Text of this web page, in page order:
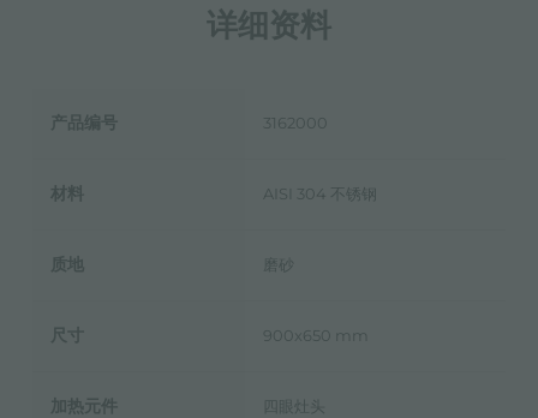
详细资料
产品编号 3162000
材料 AISI 304 不锈钢
质地 磨砂
尺寸 900x650 mm
加热元件 四眼灶头